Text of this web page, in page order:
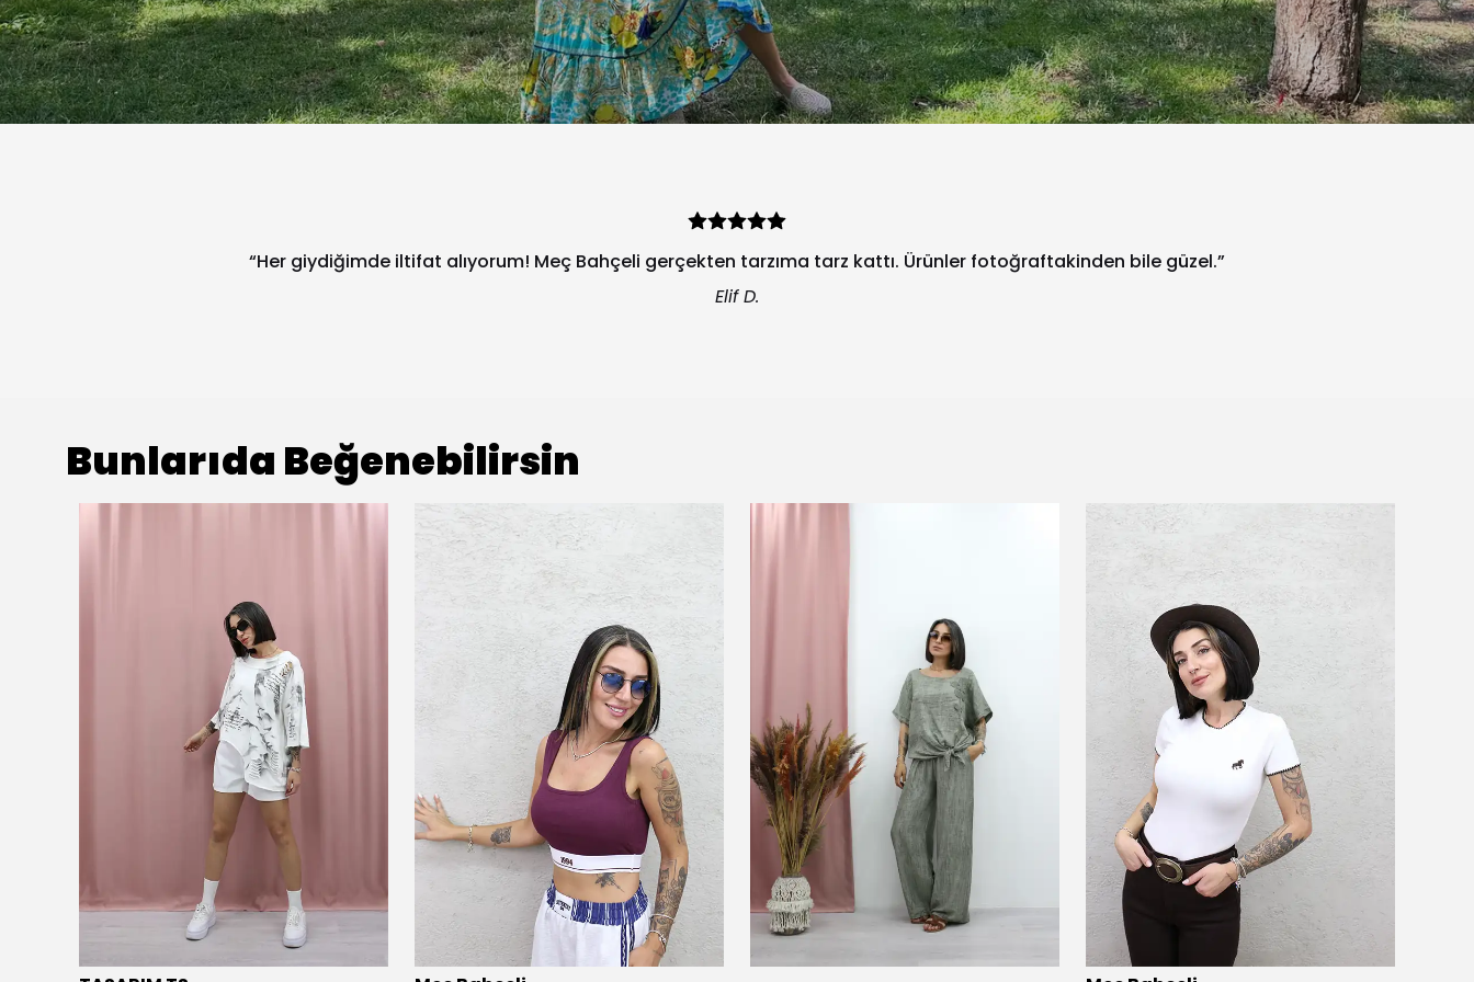
“Her giydiğimde iltifat alıyorum! Meç Bahçeli gerçekten tarzıma tarz kattı. Ürünler fotoğraftakinden bile güzel.”
Elif D.
Bunlarıda Beğenebilirsin